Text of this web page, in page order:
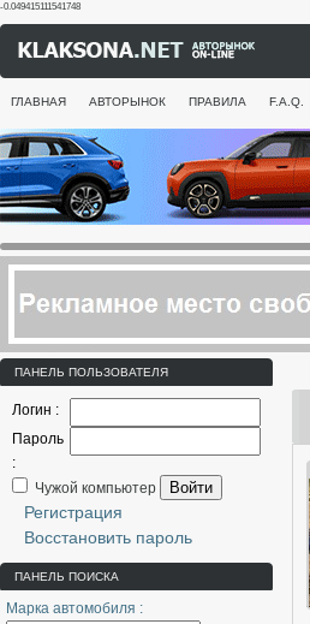
-0.049415111541748
ГЛАВНАЯ АВТОРЫНОК ПРАВИЛА F.A.Q.
ПАНЕЛЬ ПОЛЬЗОВАТЕЛЯ
Логин :
Пароль
:
Чужой компьютер
Войти
Регистрация
Восстановить пароль
ПАНЕЛЬ ПОИСКА
Марка автомобиля :